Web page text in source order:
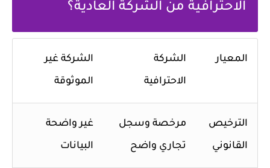
الاحترافية من الشركة العادية؟
المعيار الشركة
الاحترافية
الشركة غير
الموثوقة
الترخيص
القانوني
مرخصة وسجل
تجاري واضح
غير واضحة
البيانات